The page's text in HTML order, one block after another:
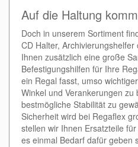
Auf die Haltung
Doch in unserem Sortiment
CD Halter,
Ihnen zusätzlich eine große
Befestigungshilfen für Ihre
ein Regal fasst, umso
Winkel und Verankerungen zu
bestmögliche Stabilität zu
Sicherheit wird bei Regaflex
stellen wir Ihnen Ersatzteile
es einmal Bedarf dafür geben